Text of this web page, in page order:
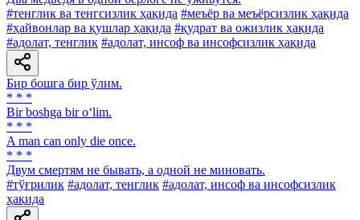
#тенглик ва тенгсизлик ҳақида #меъёр ва меъёрсизлик ҳақида
#ҳайвонлар ва қушлар ҳақида #қудрат ва ожизлик ҳақида
#адолат, тенглик #адолат, инсоф ва инсофсизлик ҳақида
Бир бошга бир ўлим.
* * *
Bir boshga bir o‘lim.
* * *
A man can only die once.
* * *
Двум смертям не бывать, а одной не миновать.
#тўғрилик #адолат, тенглик #адолат, инсоф ва инсофсизлик
ҳақида